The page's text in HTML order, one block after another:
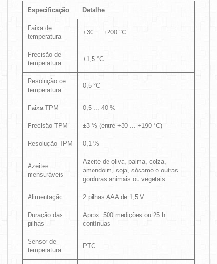
Especificação Detalhe
Faixa de
temperatura
+30 ... +200 °C
Precisão de
temperatura
±1,5 °C
Resolução de
temperatura
0,5 °C
Faixa TPM 0,5 ... 40 %
Precisão TPM ±3 % (entre +30 ... +190 °C)
Resolução TPM 0,1 %
Azeites
mensuráveis
Azeite de oliva, palma, colza,
amendoim, soja, sésamo e outras
gorduras animais ou vegetais
Alimentação 2 pilhas AAA de 1,5 V
Duração das
pilhas
Aprox. 500 medições ou 25 h
contínuas
Sensor de
temperatura
PTC